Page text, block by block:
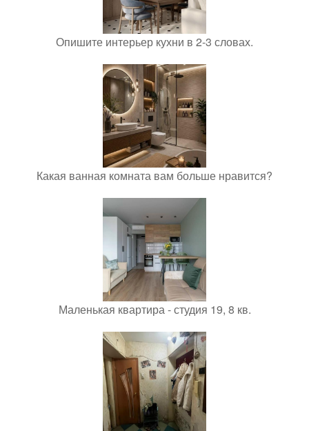
Опишите интерьер кухни в 2-3 словах.
Какая ванная комната вам больше нравится?
Маленькая квартира - студия 19, 8 кв.